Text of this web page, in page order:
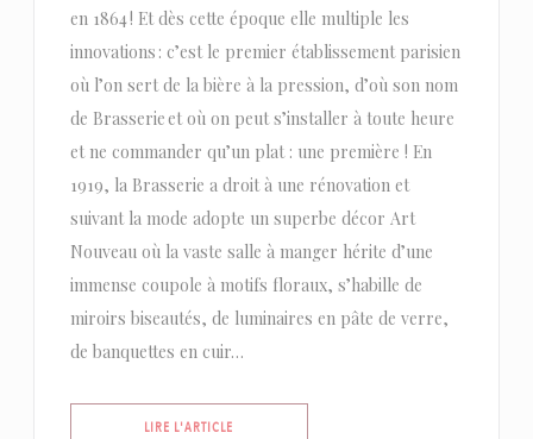
en 1864 ! Et dès cette époque elle multiple les
innovations : c’est le premier établissement parisien
où l’on sert de la bière à la pression, d’où son nom
de Brasserie et où on peut s’installer à toute heure
et ne commander qu’un plat : une première ! En
1919, la Brasserie a droit à une rénovation et
suivant la mode adopte un superbe décor Art
Nouveau où la vaste salle à manger hérite d’une
immense coupole à motifs floraux, s’habille de
miroirs biseautés, de luminaires en pâte de verre,
de banquettes en cuir…
LIRE L'ARTICLE